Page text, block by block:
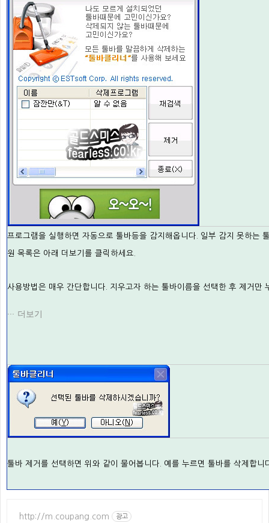
프로그램을 실행하면 자동으로 툴바등을 감지해옵니다. 일부 감지 못하는
원 목록은 아래 더보기를 클릭하세요.
사용방법은 매우 간단합니다. 지우고자 하는 툴바이름을 선택한 후 제거만
더보기
툴바 제거를 선택하면 위와 같이 물어봅니다. 예를 누르면 툴바를 삭제합니
http://m.coupang.com 광고